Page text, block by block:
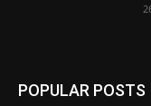
POPULAR POSTS